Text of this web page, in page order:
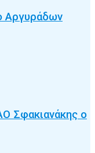
Αργυράδων
Σφακιανάκης ο